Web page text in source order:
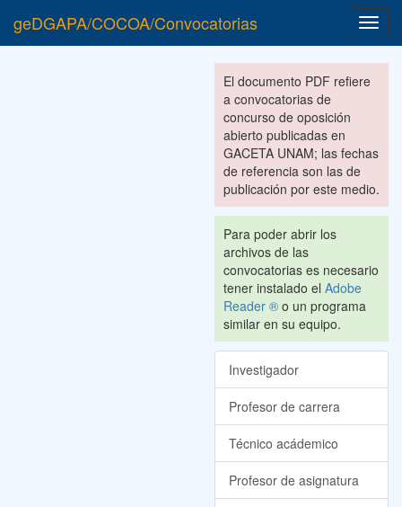
geDGAPA/COCOA/Convocatorias
El documento PDF refiere
a convocatorias de
concurso de oposición
abierto publicadas en
GACETA UNAM; las fechas
de referencia son las de
publicación por este medio.
Para poder abrir los
archivos de las
convocatorias es necesario
tener instalado el Adobe
Reader ® o un programa
similar en su equipo.
Investigador
Profesor de carrera
Técnico acádemico
Profesor de asignatura